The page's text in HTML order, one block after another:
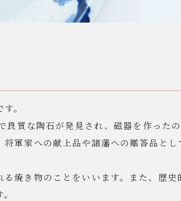
。
良質な陶石が発見され、磁器を作った
軍家への献上品や諸藩への贈答品と
焼き物のことをいいます。また、歴